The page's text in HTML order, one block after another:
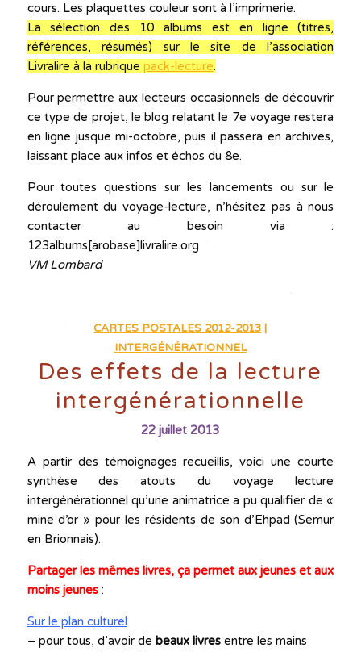
cours. Les plaquettes couleur sont à l’imprimerie.
La sélection des 10 albums est en ligne (titres,
références, résumés) sur le site de l’association
Livralire à la rubrique pack-lecture.
Pour permettre aux lecteurs occasionnels de découvrir
ce type de projet, le blog relatant le 7e voyage restera
en ligne jusque mi-octobre, puis il passera en archives,
laissant place aux infos et échos du 8e.
Pour toutes questions sur les lancements ou sur le
déroulement du voyage-lecture, n’hésitez pas à nous
contacter au besoin via :
123albums[arobase]livralire.org
VM Lombard
CARTES POSTALES 2012-2013
INTERGÉNÉRATIONNEL
Des effets de la lecture
intergénérationnelle
22 juillet 2013
A partir des témoignages recueillis, voici une courte
synthèse des atouts du voyage lecture
intergénérationnel qu’une animatrice a pu qualifier de «
mine d’or » pour les résidents de son d’Ehpad (Semur
en Brionnais).
Partager les mêmes livres, ça permet aux jeunes et aux
moins jeunes:
Sur le plan culturel
– pour tous, d’avoir de beaux livresentre les mains